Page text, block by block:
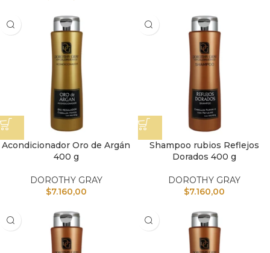
Acondicionador Oro de Argán
400 g
DOROTHY GRAY
$7.160,00
Shampoo rubios Reflejos
Dorados 400 g
DOROTHY GRAY
$7.160,00